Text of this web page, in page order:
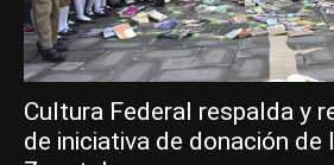
Cultura Federal respalda y
de iniciativa de donación de